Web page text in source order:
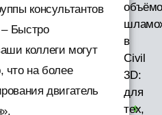
консультантов
– Быстро
коллеги могут
что на более
двигатель
в
Civil
3D:
для
тех,